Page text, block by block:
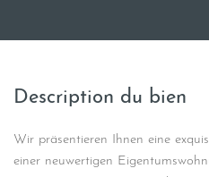
Description du bien
Wir präsentieren Ihnen eine
einer neuwertigen